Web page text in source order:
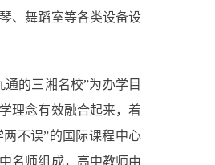
、舞蹈室等各类设备设
的三湘名校”为办学目
理念有效融合起来，着
不误”的国际课程中心
名师组成，高中教师由